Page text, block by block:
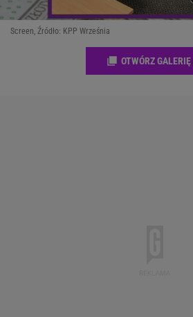
Screen, Źródło: KPP Września
OTWÓRZ GALERIĘ